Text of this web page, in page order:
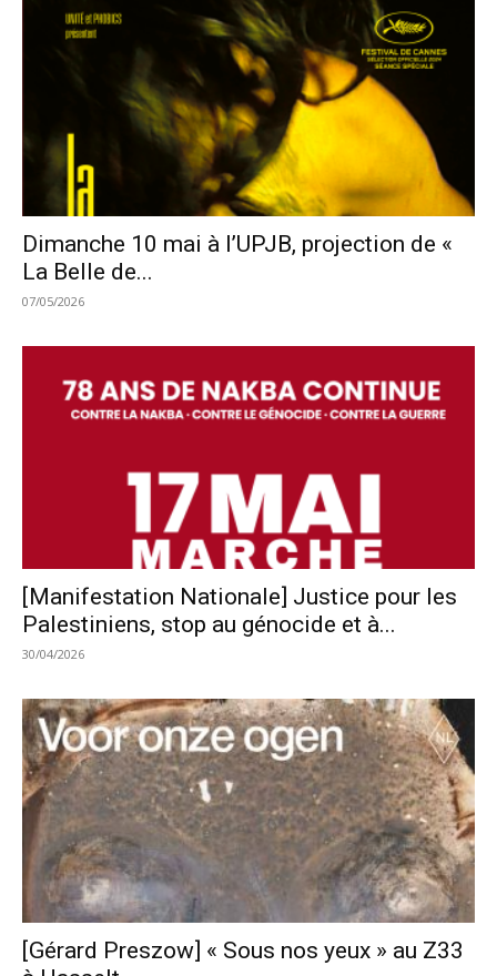
Dimanche 10 mai à l’UPJB, projection de «
La Belle de...
07/05/2026
[Manifestation Nationale] Justice pour les
Palestiniens, stop au génocide et à...
30/04/2026
[Gérard Preszow] « Sous nos yeux » au Z33